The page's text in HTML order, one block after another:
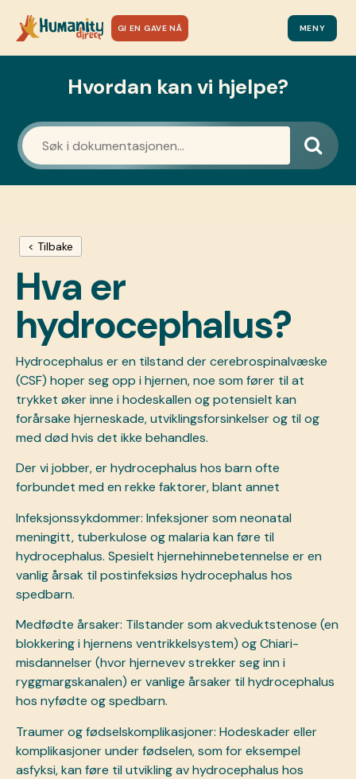
GI EN GAVE NÅ MENY
Hvordan kan vi hjelpe?
< Tilbake
Hva er
hydrocephalus?
Hydrocephalus er en tilstand der cerebrospinalvæske
(CSF) hoper seg opp i hjernen, noe som fører til at
trykket øker inne i hodeskallen og potensielt kan
forårsake hjerneskade, utviklingsforsinkelser og til og
med død hvis det ikke behandles.
Der vi jobber, er hydrocephalus hos barn ofte
forbundet med en rekke faktorer, blant annet
Infeksjonssykdommer: Infeksjoner som neonatal
meningitt, tuberkulose og malaria kan føre til
hydrocephalus. Spesielt hjernehinnebetennelse er en
vanlig årsak til postinfeksiøs hydrocephalus hos
spedbarn.
Medfødte årsaker: Tilstander som akveduktstenose (en
blokkering i hjernens ventrikkelsystem) og Chiari-
misdannelser (hvor hjernevev strekker seg inn i
ryggmargskanalen) er vanlige årsaker til hydrocephalus
hos nyfødte og spedbarn.
Traumer og fødselskomplikasjoner: Hodeskader eller
komplikasjoner under fødselen, som for eksempel
asfyksi, kan føre til utvikling av hydrocephalus hos